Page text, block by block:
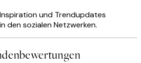
und Trendupdates
den sozialen Netzwerken.